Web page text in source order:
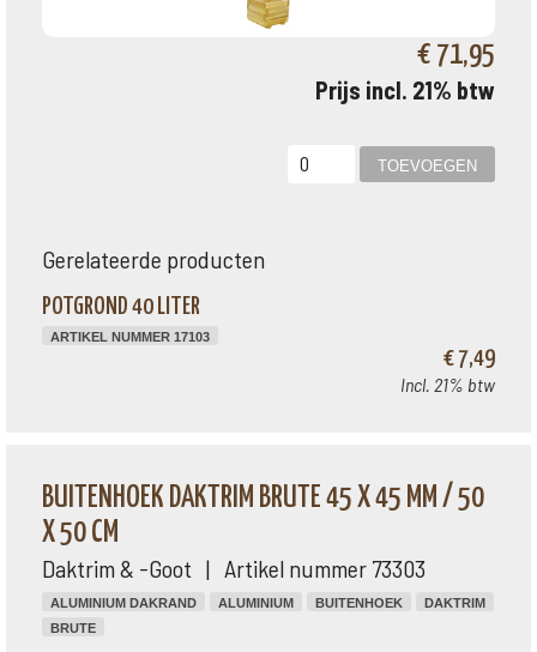
€ 71,95
Prijs incl. 21% btw
Gerelateerde producten
POTGROND 40 LITER
ARTIKEL NUMMER 17103
€ 7,49
Incl. 21% btw
BUITENHOEK DAKTRIM BRUTE 45 X 45 MM / 50
X 50 CM
Daktrim & -Goot | Artikel nummer 73303
ALUMINIUM DAKRAND ALUMINIUM BUITENHOEK
DAKTRIM
BRUTE